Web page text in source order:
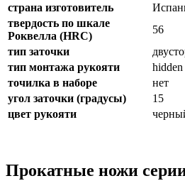
страна изготовитель
твердость по шкале
Роквелла (HRC)
56
тип заточки
тип монтажа рукояти
точилка в наборе
нет
угол заточки (градусы)
15
цвет рукояти
Прокатные ножи